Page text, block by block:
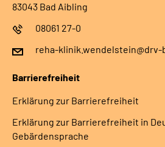
83043 Bad Aibling
08061 27-0
reha-klinik.wendelstein@drv-
Barrierefreiheit
Erklärung zur Barrierefreiheit
Erklärung zur Barrierefreiheit in
Gebärdensprache